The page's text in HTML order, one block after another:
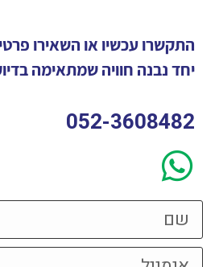
התקשרו עכשיו או השאירו
יחד נבנה חוויה שמתאימה
052-3608482